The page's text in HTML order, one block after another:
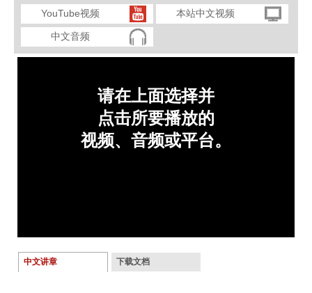
YouTube视频
本站中文视频
中文音频
中文讲章 下载文档